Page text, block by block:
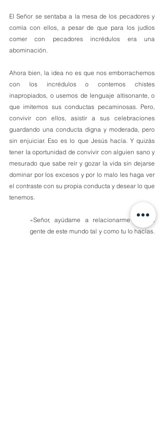
El Señor se sentaba a la mesa de los pecadores y
comía con ellos, a pesar de que para los judíos
comer con pecadores incrédulos era una
abominación.
Ahora bien, la idea no es que nos emborrachemos
con los incrédulos o contemos chistes
inapropiados, o usemos de lenguaje altisonante, o
que imitemos sus conductas pecaminosas. Pero,
convivir con ellos, asistir a sus celebraciones
guardando una conducta digna y moderada, pero
sin enjuiciar. Eso es lo que Jesús hacía. Y quizás
tener la oportunidad de convivir con alguien sano y
mesurado que sabe reír y gozar la vida sin dejarse
dominar por los excesos y por lo malo les haga ver
el contraste con su propia conducta y desear lo que
tenemos.
«Señor, ayúdame a relacionarme con la
gente de este mundo tal y como tu lo hacías.